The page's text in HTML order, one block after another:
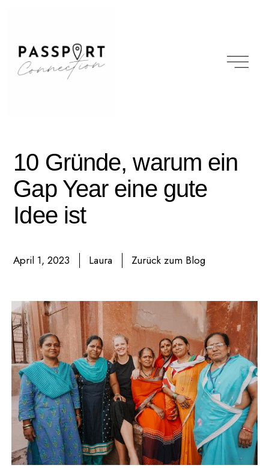
10 Gründe, warum ein
Gap Year eine gute
Idee ist
April 1, 2023 Laura Zurück zum Blog